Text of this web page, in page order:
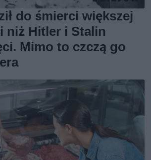
do śmierci większej
niż Hitler i Stalin
Mimo to czczą go